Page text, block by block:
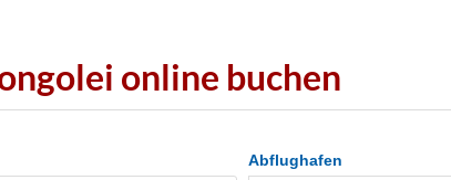
online buchen
Abflughafen